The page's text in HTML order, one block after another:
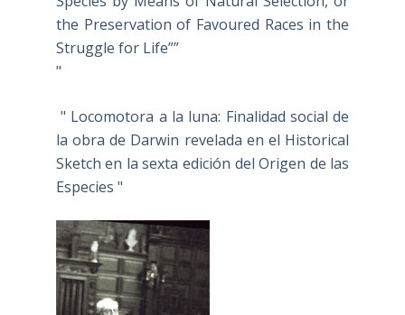
the Preservation of Favoured Races in the
Struggle for Life””
"
" Locomotora a la luna: Finalidad social de
la obra de Darwin revelada en el Historical
Sketch en la sexta edición del Origen de las
Especies "